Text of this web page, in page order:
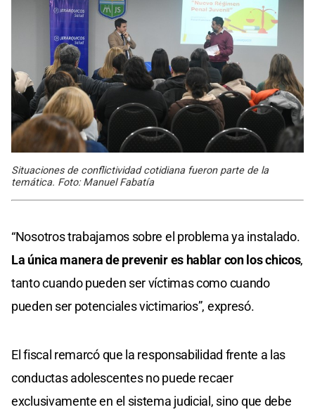
Situaciones de conflictividad cotidiana fueron parte de la
temática. Foto: Manuel Fabatía
“Nosotros trabajamos sobre el problema ya instalado.
La única manera de prevenir es hablar con los chicos,
tanto cuando pueden ser víctimas como cuando
pueden ser potenciales victimarios”, expresó.
El fiscal remarcó que la responsabilidad frente a las
conductas adolescentes no puede recaer
exclusivamente en el sistema judicial, sino que debe